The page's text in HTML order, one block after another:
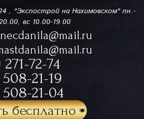
, "Экспострой на Нахимовском"пн.-
вс 10.00-19.00
271-72-74
508-21-19
508-21-04
бесплатно